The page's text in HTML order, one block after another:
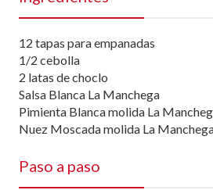
12 tapas para empanadas
1/2 cebolla
2 latas de choclo
Salsa Blanca La Manchega
Pimienta Blanca molida La
Nuez Moscada molida La
Paso a paso